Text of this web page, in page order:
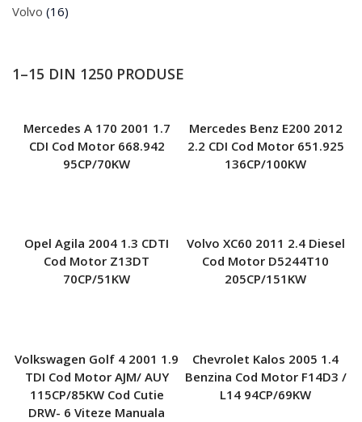
Volvo (16)
1–15 DIN 1250 PRODUSE
Mercedes A 170 2001 1.7
CDI Cod Motor 668.942
95CP/70KW
Mercedes Benz E200 2012
2.2 CDI Cod Motor 651.925
136CP/100KW
Opel Agila 2004 1.3 CDTI
Cod Motor Z13DT
70CP/51KW
Volvo XC60 2011 2.4 Diesel
Cod Motor D5244T10
205CP/151KW
Volkswagen Golf 4 2001 1.9
TDI Cod Motor AJM/ AUY
115CP/85KW Cod Cutie
DRW- 6 Viteze Manuala
Chevrolet Kalos 2005 1.4
Benzina Cod Motor F14D3 /
L14 94CP/69KW